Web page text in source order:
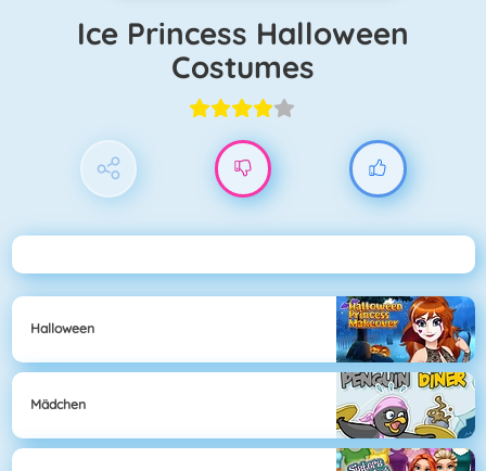
Ice Princess Halloween
Costumes
Halloween
Mädchen